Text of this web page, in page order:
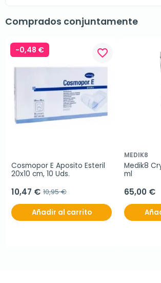
Comprados conjuntamente
-0,48 € favorite_border
Cosmopor E Aposito Esteril
20x10 cm, 10 Uds.
10,47 € 10,95 €
Añadir al carrito
MEDIK8
Medik8
ml
65,00 €